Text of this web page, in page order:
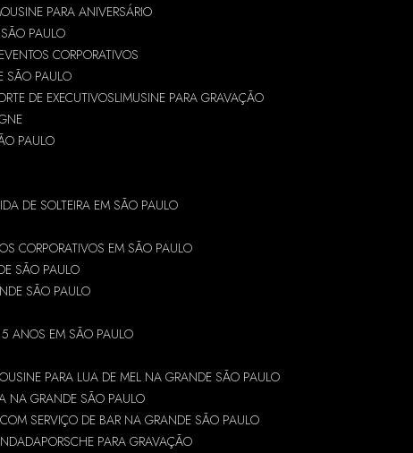
PARA ANIVERSÁRIO
PAULO
CORPORATIVOS
SÃO PAULO
DE EXECUTIVOSLIMUSINE PARA GRAVAÇÃO
PAULO
DE SOLTEIRA EM SÃO PAULO
CORPORATIVOS EM SÃO PAULO
SÃO PAULO
SÃO PAULO
ANOS EM SÃO PAULO
PARA LUA DE MEL NA GRANDE SÃO PAULO
NA GRANDE SÃO PAULO
SERVIÇO DE BAR NA GRANDE SÃO PAULO
PORSCHE PARA GRAVAÇÃO